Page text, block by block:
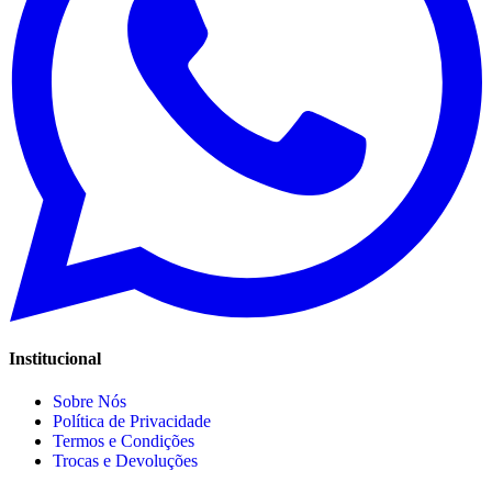
Institucional
Sobre Nós
Política de Privacidade
Termos e Condições
Trocas e Devoluções